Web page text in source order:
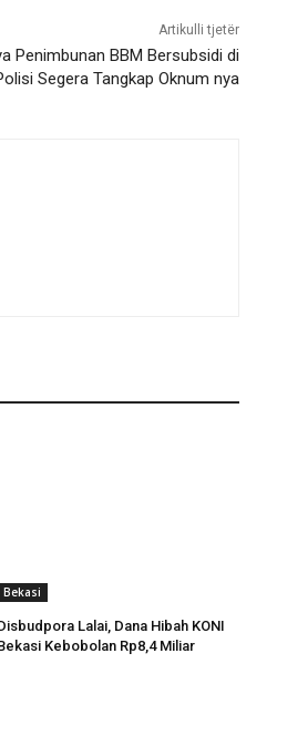
Artikulli tjetër
Penimbunan BBM Bersubsidi di
Segera Tangkap Oknum nya
Bekasi
Lalai, Dana Hibah KONI
Kebobolan Rp8,4 Miliar